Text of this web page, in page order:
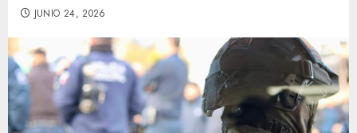
JUNIO 24, 2026